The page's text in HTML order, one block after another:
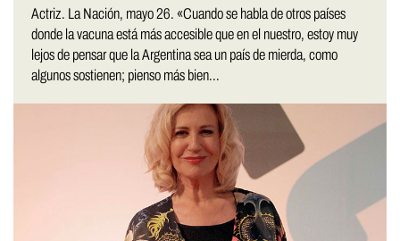
Actriz. La Nación, mayo 26. «Cuando se habla de otros países
donde la vacuna está más accesible que en el nuestro, estoy muy
lejos de pensar que la Argentina sea un país de mierda, como
algunos sostienen; pienso más bien...